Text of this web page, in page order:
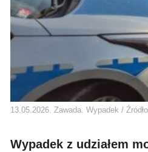
13.05.2026. Zawada. Wypadek /
Wypadek z udziałem